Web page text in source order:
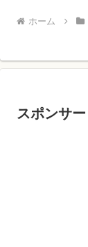
ホーム
スポンサー